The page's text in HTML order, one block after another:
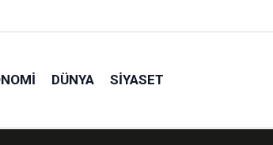
DÜNYA SIYASET